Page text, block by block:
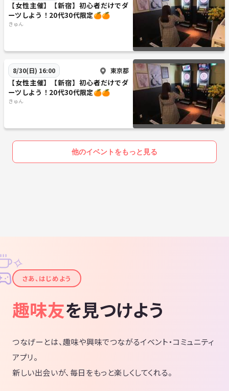
【女性主催】【新宿】初心者だけでダ
ーツしよう！20代30代限定🍊🍊
きゅん
8/30(日) 16:00 東京都
【女性主催】【新宿】初心者だけでダ
ーツしよう！20代30代限定🍊🍊
きゅん
他のイベントをもっと見る
✦
✧
さあ、はじめよう
趣味友を見つけよう
つなげーとは、趣味や興味でつながるイベント・コミュニティ
アプリ。
新しい出会いが、毎日をもっと楽しくしてくれる。